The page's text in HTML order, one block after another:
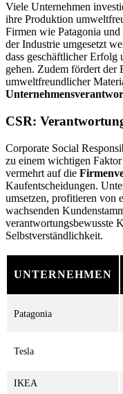
Viele Unternehmen
ihre Produktion
Firmen wie Patagonia
der Industrie umgesetzt
dass geschäftlicher
gehen. Zudem fördert der
umweltfreundlicher
CSR:
Corporate Social
zu einem wichtigen
vermehrt auf die
Kaufentscheidungen.
umsetzen, profitieren von
wachsenden
verantwortungsbewusste
Selbstverständlichkeit.
UNTERNEHMEN
Patagonia
Tesla
IKEA